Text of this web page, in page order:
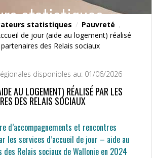
statistiques
statistiques / Pauvreté ,
de jour (aide au logement) réalisé
des Relais sociaux
disponibles au: 01/06/2026
AU LOGEMENT) RÉALISÉ PAR LES
DES RELAIS SOCIAUX
d’accompagnements et rencontres
les services d’accueil de jour – aide au
Relais sociaux de Wallonie en 2024